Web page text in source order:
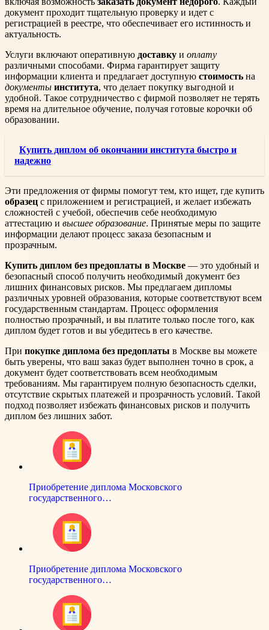
документ проходит тщательную проверку и идет с
регистрацией в реестре, что обеспечивает его истинность и
актуальность.
Услуги включают оперативную доставку и оплату
различными способами. Фирма гарантирует защиту
информации клиента и предлагает доступную стоимость на
документы института, что делает покупку выгодной и
удобной. Такое сотрудничество с фирмой позволяет не терять
время на длительное обучение, получая готовые корочки об
образовании.
Купить диплом об окончании института быстро и
надежно
Эти предложения от фирмы помогут тем, кто ищет, где купить
образец с приложением и регистрацией, и желает избежать
сложностей с учебой, обеспечив себе необходимую
аттестацию и высшее образование. Принятые меры по защите
информации делают процесс заказа безопасным и
прозрачным.
Купить диплом без предоплаты в Москве — это удобный и
безопасный способ получить необходимый документ без
лишних финансовых рисков. Мы предлагаем дипломы
различных уровней образования, которые соответствуют всем
государственным стандартам. Процесс оформления
полностью прозрачный, и вы платите только после того, как
диплом будет готов и вы убедитесь в его качестве.
При покупке диплома без предоплаты в Москве вы можете
быть уверены, что ваш заказ будет выполнен точно в срок, а
документ будет соответствовать всем необходимым
требованиям. Мы гарантируем полную безопасность сделки,
отсутствие скрытых платежей и прозрачность условий. Такой
подход позволяет избежать финансовых рисков и получить
диплом без лишних забот.
Приобретение диплома Московского
государственного…
Приобретение диплома Московского
государственного…